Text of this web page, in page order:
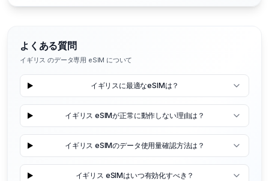
よくある質問
イギリス のデータ専用 eSIM について
イギリスに最適なeSIMは？
イギリス eSIMが正常に動作しない理由は？
イギリス eSIMのデータ使用量確認方法は？
イギリス eSIMはいつ有効化すべき？